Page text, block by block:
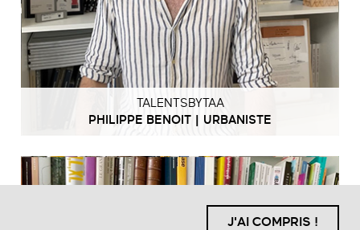
TALENTSBYTAA
PHILIPPE BENOIT | URBANISTE
J'AI COMPRIS !